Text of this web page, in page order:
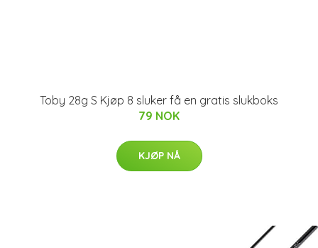
Toby 28g S Kjøp 8 sluker få en gratis slukboks
79 NOK
KJØP NÅ